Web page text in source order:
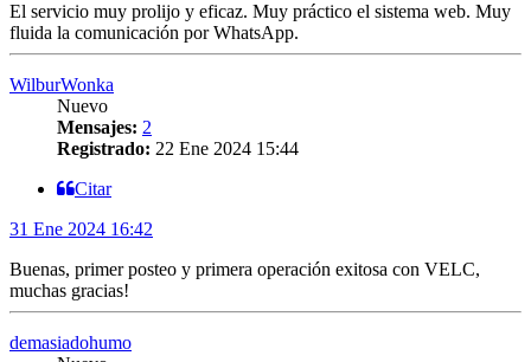
El servicio muy prolijo y eficaz. Muy práctico el sistema web. Muy
fluida la comunicación por WhatsApp.
WilburWonka
Nuevo
Mensajes: 2
Registrado: 22 Ene 2024 15:44
Citar
31 Ene 2024 16:42
Buenas, primer posteo y primera operación exitosa con VELC,
muchas gracias!
demasiadohumo